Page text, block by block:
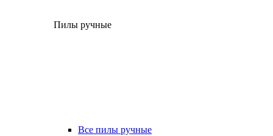
Пилы ручные
Все пилы ручные